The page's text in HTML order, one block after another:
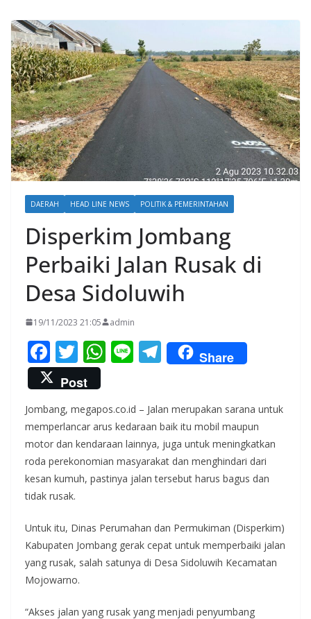
DAERAH HEAD LINE NEWS POLITIK & PEMERINTAHAN
Disperkim Jombang
Perbaiki Jalan Rusak di
Desa Sidoluwih
19/11/2023 21:05 admin
F
ac
e
b
o
o
k
T
w
itt
er
W
s
A
p
p
Li T
el
gr
a
m
Share
Post
Jombang, megapos.co.id – Jalan merupakan sarana untuk
memperlancar arus kedaraan baik itu mobil maupun
motor dan kendaraan lainnya, juga untuk meningkatkan
roda perekonomian masyarakat dan menghindari dari
kesan kumuh, pastinya jalan tersebut harus bagus dan
tidak rusak.
Untuk itu, Dinas Perumahan dan Permukiman (Disperkim)
Kabupaten Jombang gerak cepat untuk memperbaiki jalan
yang rusak, salah satunya di Desa Sidoluwih Kecamatan
Mojowarno.
“Akses jalan yang rusak yang menjadi penyumbang